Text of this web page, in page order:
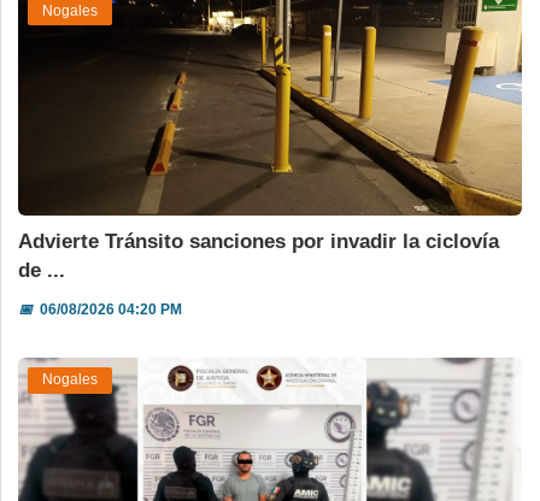
Nogales
Advierte Tránsito sanciones por invadir la ciclovía
de ...
📅06/08/2026 04:20 PM
Nogales